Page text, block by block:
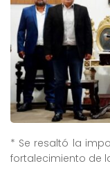
* Se resaltó la
fortalecimiento de